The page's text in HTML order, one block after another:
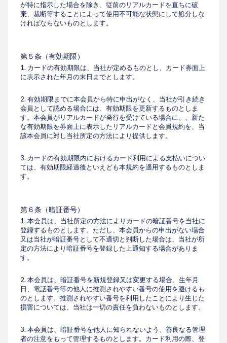
が特に指⽰した場合を除き、従前のリアルカードを直ちに破
棄、裁断等することによって使⽤不可能な状態にして処分しな
ければならないものとします。
第５条（有効期限）
1. カードの有効期限は、当社が定めるものとし、カード券⾯上
に表⽰された年⽉の末⽇までとします。
2. 有効期限までに本会員から特に申出がなく、当社が引き続き
会員として認める場合には、有効期限を更新するものとしま
す。本会員がリアルカードが発行を受けている場合に、、新た
な有効期限を券面上に表示したリアルカードと会員規約を、当
該本会員に対し当社所定の⽅法により提供します。
3. カードの有効期限内におけるカード利⽤による⽀払いについ
ては、有効期限経過後といえども本規約を適⽤するものとしま
す。
第６条（暗証番号）
1. 本会員は、当社所定の⽅法によりカードの暗証番号を当社に
登録するものとします。ただし、本会員からの申出がない場合
又は当社が暗証番号として不適切と判断した場合は、当社が所
定の⽅法により暗証番号を登録した上通知する場合がありま
す。
2. 本会員は、暗証番号を新規登録又は変更する場合、⽣年⽉
⽇、電話番号等の他⼈に推測されやすい番号の使⽤を避けるも
のとします。推測されやすい番号を利⽤したことにより⽣じた
損害については、当社は⼀切の責任を負わないものとします。
3. 本会員は、暗証番号を他⼈に知られないよう、善良なる管理
者の注意をもって管理するものとします。カード利⽤の際、登